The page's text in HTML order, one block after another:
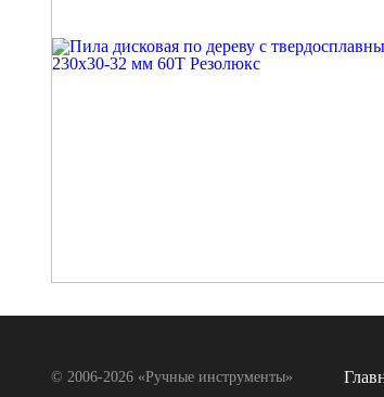
© 2006-2026 «Ручные инструменты»